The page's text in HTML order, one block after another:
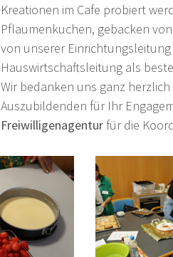
Kreationen im Cafe probiert
Pflaumenkuchen, gebacken
von unserer
Hauswirtschaftsleitung als
Wir bedanken uns ganz
Auszubildenden für Ihr
Freiwilligenagenturfür die